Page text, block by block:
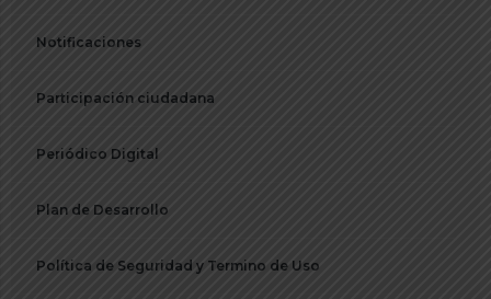
Notificaciones
Participación ciudadana
Periódico Digital
Plan de Desarrollo
Política de Seguridad y Termino de Uso